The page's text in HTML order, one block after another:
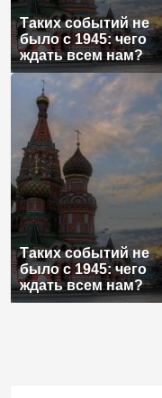
Таких событий не
было с 1945: чего
ждать всем нам?
Таких событий не
было с 1945: чего
ждать всем нам?